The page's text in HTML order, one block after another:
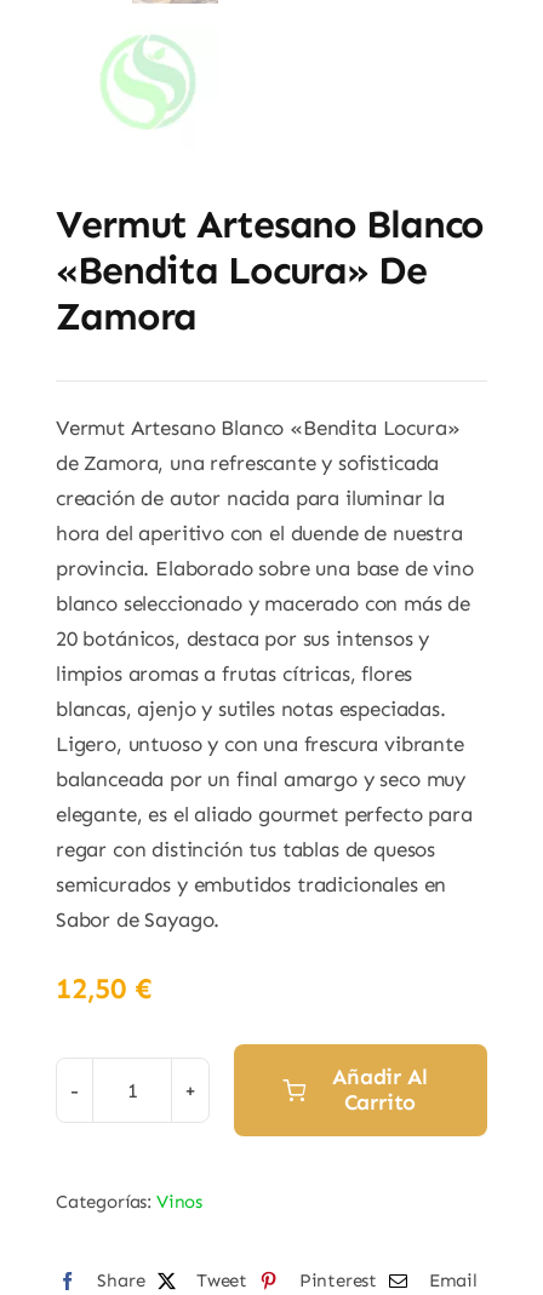
Vermut Artesano Blanco
«Bendita Locura» De
Zamora
Vermut Artesano Blanco «Bendita Locura»
de Zamora, una refrescante y sofisticada
creación de autor nacida para iluminar la
hora del aperitivo con el duende de nuestra
provincia. Elaborado sobre una base de vino
blanco seleccionado y macerado con más de
20 botánicos, destaca por sus intensos y
limpios aromas a frutas cítricas, flores
blancas, ajenjo y sutiles notas especiadas.
Ligero, untuoso y con una frescura vibrante
balanceada por un final amargo y seco muy
elegante, es el aliado gourmet perfecto para
regar con distinción tus tablas de quesos
semicurados y embutidos tradicionales en
Sabor de Sayago.
12,50 €
Vermut
"Bendita
de
Añadir Al
Carrito
Categorías: Vinos
Share Tweet Pinterest Email